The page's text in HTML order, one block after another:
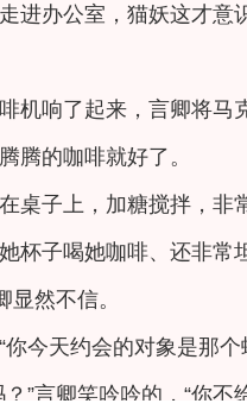
进办公室，猫妖这才
机响了起来，言卿将
腾的咖啡就好了。
桌子上，加糖搅拌，
杯子喝她咖啡、还非常
显然不信。
你今天约会的对象是那个
”言卿笑吟吟的，“你不